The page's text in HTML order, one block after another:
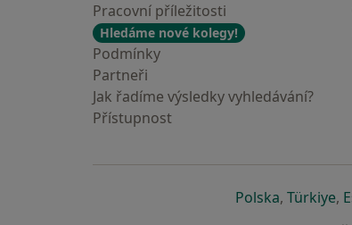
Pracovní příležitosti
Hledáme nové kolegy!
Podmínky
Partneři
Jak řadíme výsledky vyhledávání?
Přístupnost
Polskase otevře
, Türkiye,